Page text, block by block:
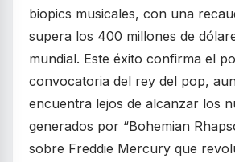
biopics musicales, con una
supera los 400 millones de
mundial. Este éxito confirma el
convocatoria del rey del pop,
encuentra lejos de alcanzar los
generados por “Bohemian
sobre Freddie Mercury que